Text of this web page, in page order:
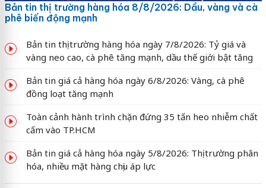
Bản tin thị trường hàng hóa 8/8/2026: Dầu, vàng và cà
phê biến động mạnh
Bản tin thị trường hàng hóa ngày 7/8/2026: Tỷ giá và
vàng neo cao, cà phê tăng mạnh, dầu thế giới bật tăng
Bản tin giá cả hàng hóa ngày 6/8/2026: Vàng, cà phê
đồng loạt tăng mạnh
Toàn cảnh hành trình chặn đứng 35 tấn heo nhiễm chất
cấm vào TP.HCM
Bản tin giá cả hàng hóa ngày 5/8/2026: Thị trường phân
hóa, nhiều mặt hàng chịu áp lực